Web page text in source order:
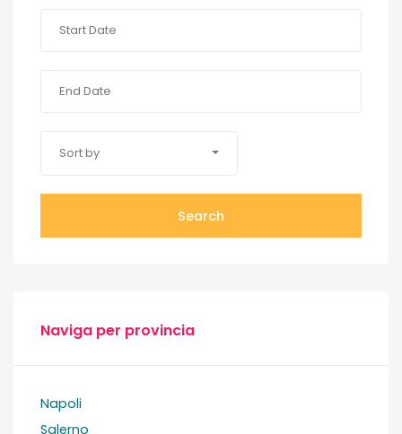
Sort by
Search
Naviga per provincia
Napoli
Salerno